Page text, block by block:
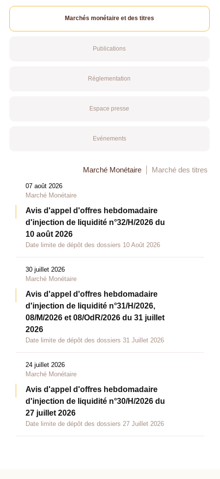
Marchés monétaire et des titres
Publications
Réglementation
Espace presse
Evénements
Marché Monétaire Marché des titres
07 août 2026
Marché Monétaire
Avis d'appel d'offres hebdomadaire
d'injection de liquidité n°32/H/2026 du
10 août 2026
Date limite de dépôt des dossiers 10 Août 2026
30 juillet 2026
Marché Monétaire
Avis d'appel d'offres hebdomadaire
d'injection de liquidité n°31/H/2026,
08/M/2026 et 08/OdR/2026 du 31 juillet
2026
Date limite de dépôt des dossiers 31 Juillet 2026
24 juillet 2026
Marché Monétaire
Avis d'appel d'offres hebdomadaire
d'injection de liquidité n°30/H/2026 du
27 juillet 2026
Date limite de dépôt des dossiers 27 Juillet 2026